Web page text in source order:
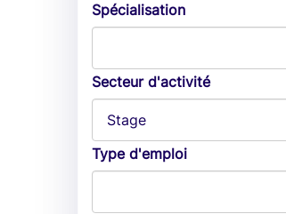
Spécialisation
Secteur d'activité
Type d'emploi